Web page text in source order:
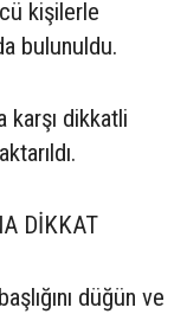
kişilerle
bulunuldu.
karşı dikkatli
DİKKAT
düğün ve